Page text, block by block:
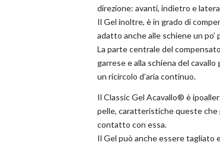
direzione: avanti, indietro e
Il Gel inoltre, è in grado di
adatto anche alle schiene un po’
La parte centrale del
garrese e alla schiena del
un ricircolo d’aria continuo.
Il Classic Gel Acavallo® è
pelle, caratteristiche queste
contatto con essa.
Il Gel può anche essere tagliato